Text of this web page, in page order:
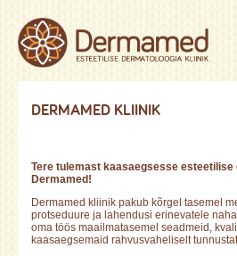
DERMAMED KLIINIK
Tere tulemast kaasaegsesse
Dermamed!
Dermamed kliinik pakub kõrgel tasemel
protseduure ja lahendusi erinevatele
oma töös maailmatasemel seadmeid,
kaasaegsemaid rahvusvaheliselt